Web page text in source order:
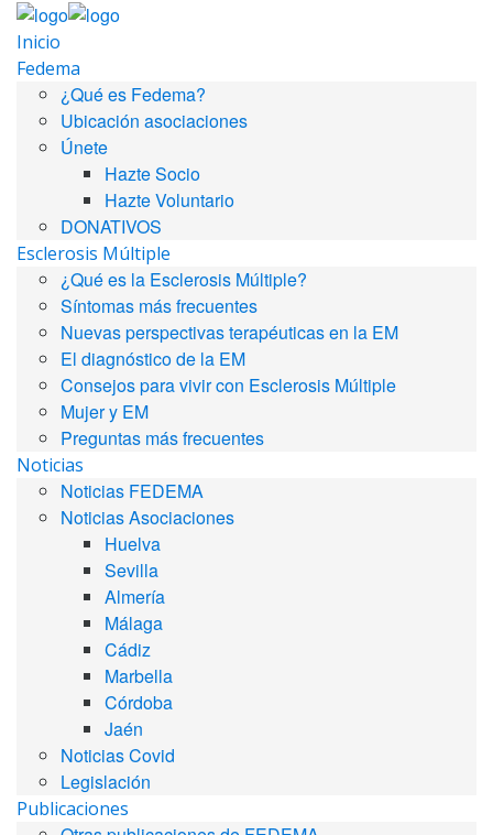
Inicio
Fedema
¿Qué es Fedema?
Ubicación asociaciones
Únete
Hazte Socio
Hazte Voluntario
DONATIVOS
Esclerosis Múltiple
¿Qué es la Esclerosis Múltiple?
Síntomas más frecuentes
Nuevas perspectivas terapéuticas en la EM
El diagnóstico de la EM
Consejos para vivir con Esclerosis Múltiple
Mujer y EM
Preguntas más frecuentes
Noticias
Noticias FEDEMA
Noticias Asociaciones
Huelva
Sevilla
Almería
Málaga
Cádiz
Marbella
Córdoba
Jaén
Noticias Covid
Legislación
Publicaciones